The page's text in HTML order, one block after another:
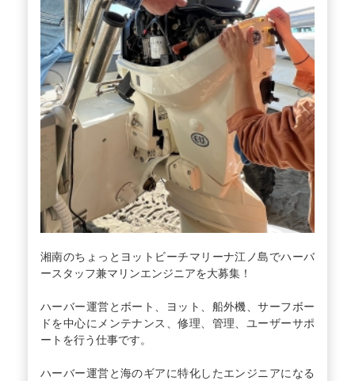
湘南のちょっとヨットビーチマリーナ江ノ島でハーバ
ースタッフ兼マリンエンジニアを大募集！
ハーバー運営とボート、ヨット、船外機、サーフボー
ドを中心にメンテナンス、修理、管理、ユーザーサポ
ートを行う仕事です。
ハーバー運営と海のギアに特化したエンジニアになる